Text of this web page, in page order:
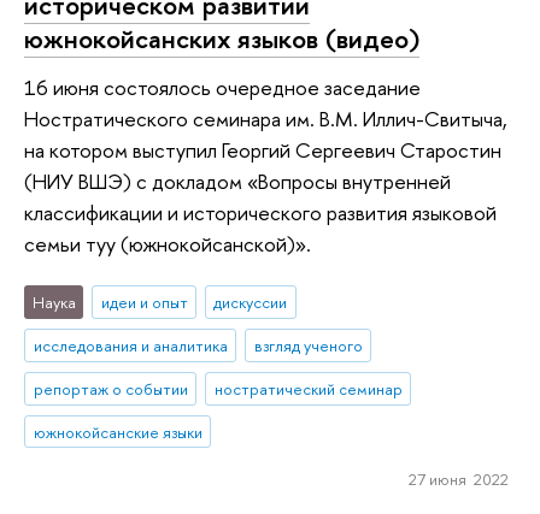
южнокойсанских языков (видео)
16 июня состоялось очередное заседание
Ностратического семинара им. В.М. Иллич-Свитыча,
на котором выступил Георгий Сергеевич Старостин
(НИУ ВШЭ) с докладом «Вопросы внутренней
классификации и исторического развития языковой
семьи туу (южнокойсанской)».
Наука идеи и опыт
дискуссии
исследования и аналитика
взгляд ученого
репортаж о событии
ностратический семинар
южнокойсанские языки
27 июня 2022